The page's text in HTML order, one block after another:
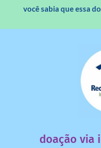
você sabia que essa
doação via
dinheiro